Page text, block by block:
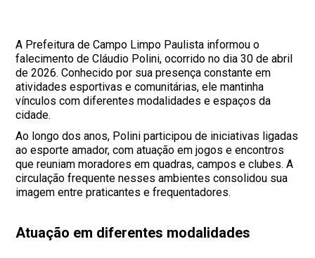
A Prefeitura de Campo Limpo Paulista informou o
falecimento de Cláudio Polini, ocorrido no dia 30 de abril
de 2026. Conhecido por sua presença constante em
atividades esportivas e comunitárias, ele mantinha
vínculos com diferentes modalidades e espaços da
cidade.
Ao longo dos anos, Polini participou de iniciativas ligadas
ao esporte amador, com atuação em jogos e encontros
que reuniam moradores em quadras, campos e clubes. A
circulação frequente nesses ambientes consolidou sua
imagem entre praticantes e frequentadores.
Atuação em diferentes modalidades